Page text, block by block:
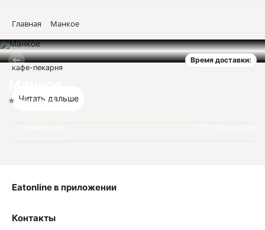
Вход / регистрация
Главная Манкое
Время доставки:
Нет оценок
кафе-пекарня
Читать дальше
Контакты
Eatonline в приложении